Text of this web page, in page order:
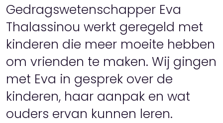
Gedragswetenschapper Eva
Thalassinou werkt geregeld met
kinderen die meer moeite hebben
om vrienden te maken. Wij gingen
met Eva in gesprek over de
kinderen, haar aanpak en wat
ouders ervan kunnen leren.